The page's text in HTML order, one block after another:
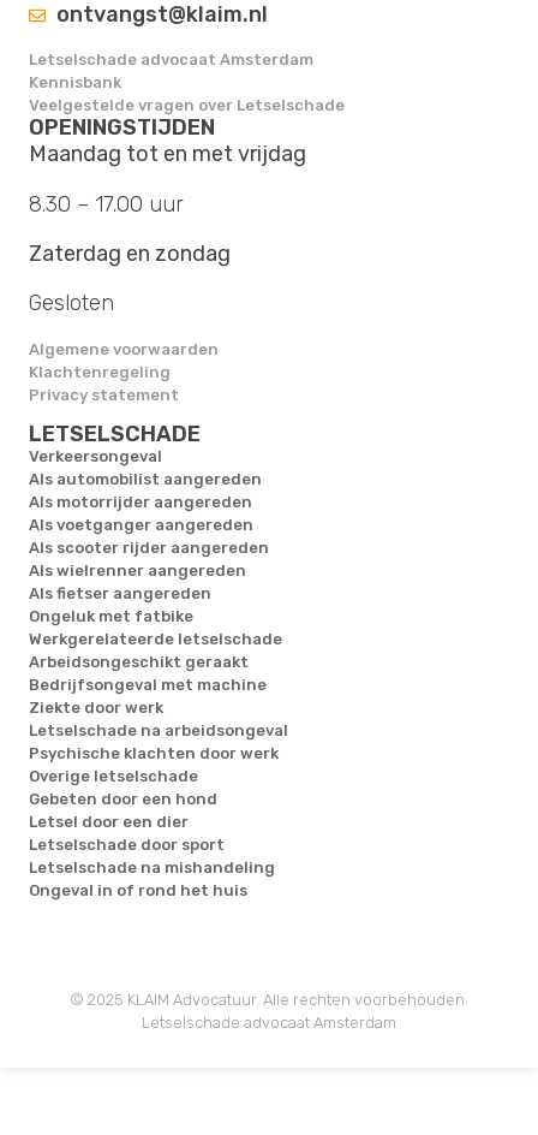
ontvangst@klaim.nl
Letselschade advocaat Amsterdam
Kennisbank
Veelgestelde vragen over Letselschade
OPENINGSTIJDEN
Maandag tot en met vrijdag
8.30 – 17.00 uur
Zaterdag en zondag
Gesloten
Algemene voorwaarden
Klachtenregeling
Privacy statement
LETSELSCHADE
Verkeersongeval
Als automobilist aangereden
Als motorrijder aangereden
Als voetganger aangereden
Als scooter rijder aangereden
Als wielrenner aangereden
Als fietser aangereden
Ongeluk met fatbike
Werkgerelateerde letselschade
Arbeidsongeschikt geraakt
Bedrijfsongeval met machine
Ziekte door werk
Letselschade na arbeidsongeval
Psychische klachten door werk
Overige letselschade
Gebeten door een hond
Letsel door een dier
Letselschade door sport
Letselschade na mishandeling
Ongeval in of rond het huis
© 2025 KLAIM Advocatuur. Alle rechten voorbehouden.
Letselschade advocaat Amsterdam